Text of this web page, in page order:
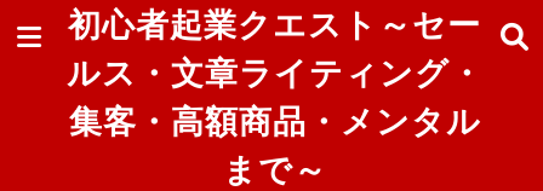
初心者起業クエスト～セー
ルス・文章ライティング・
集客・高額商品・メンタル
まで～